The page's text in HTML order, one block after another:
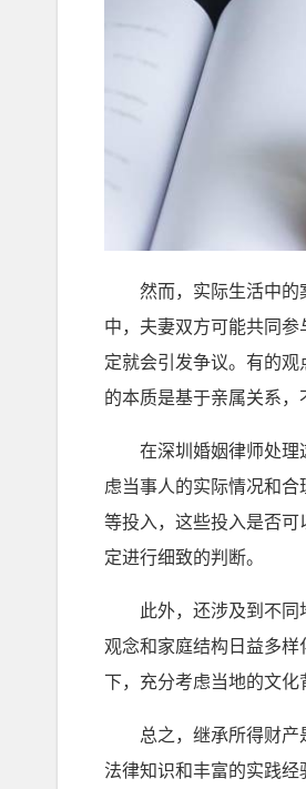
然而，实际生活中的
中，夫妻双方可能共同
定就会引发争议。有的
的本质是基于亲属关系，
在深圳婚姻律师处理
虑当事人的实际情况和
等投入，这些投入是否
定进行细致的判断。
此外，还涉及到不同
观念和家庭结构日益多
下，充分考虑当地的文化
总之，继承所得财产
法律知识和丰富的实践